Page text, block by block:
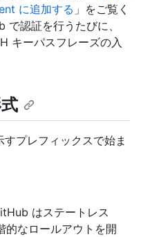
に追加する 」をご覧く
認証を行うたびに、
キーパスフレーズの入
プレフィックスで始ま
はステートレス
的なロールアウトを開